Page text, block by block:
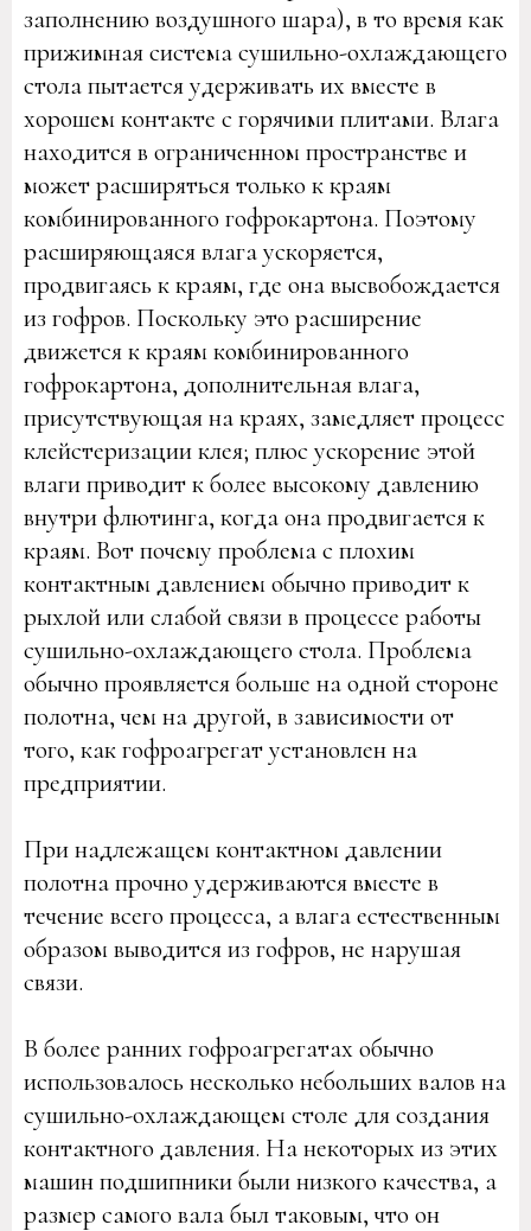
заполнению воздушного шара), в то время как
прижимная система сушильно-охлаждающего
стола пытается удерживать их вместе в
хорошем контакте с горячими плитами. Влага
находится в ограниченном пространстве и
может расширяться только к краям
комбинированного гофрокартона. Поэтому
расширяющаяся влага ускоряется,
продвигаясь к краям, где она высвобождается
из гофров. Поскольку это расширение
движется к краям комбинированного
гофрокартона, дополнительная влага,
присутствующая на краях, замедляет процесс
клейстеризации клея; плюс ускорение этой
влаги приводит к более высокому давлению
внутри флютинга, когда она продвигается к
краям. Вот почему проблема с плохим
контактным давлением обычно приводит к
рыхлой или слабой связи в процессе работы
сушильно-охлаждающего стола. Проблема
обычно проявляется больше на одной стороне
полотна, чем на другой, в зависимости от
того, как гофроагрегат установлен на
предприятии.
При надлежащем контактном давлении
полотна прочно удерживаются вместе в
течение всего процесса, а влага естественным
образом выводится из гофров, не нарушая
связи.
В более ранних гофроагрегатах обычно
использовалось несколько небольших валов на
сушильно-охлаждающем столе для создания
контактного давления. На некоторых из этих
машин подшипники были низкого качества, а
размер самого вала был таковым, что он